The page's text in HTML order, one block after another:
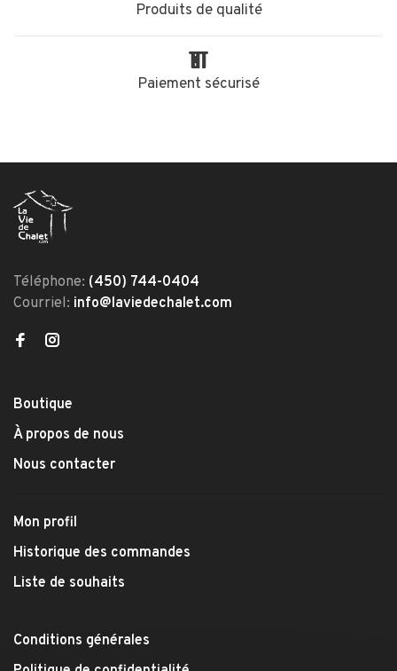
Produits de qualité
Paiement sécurisé
Téléphone: (450) 744-0404
Courriel: info@laviedechalet.com
Boutique
À propos de nous
Nous contacter
Mon profil
Historique des commandes
Liste de souhaits
Conditions générales